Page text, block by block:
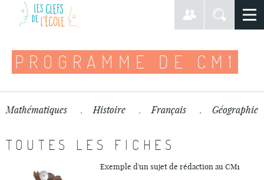
PROGRAMME DE CM1
Mathématiques Histoire Français Géographie
TOUTES LES FICHES
Exemple d'un sujet de rédaction au CM1